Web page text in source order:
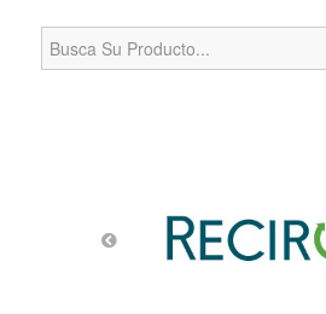
Search
for: